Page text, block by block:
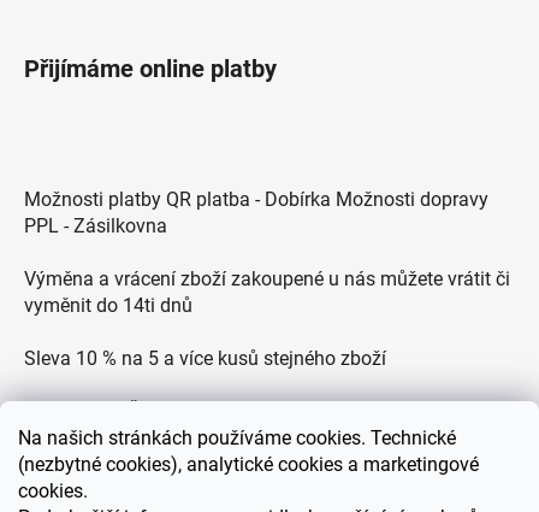
Na našich stránkách používáme cookies. Technické
(nezbytné cookies), analytické cookies a marketingové
cookies.
Přijímáme online platby
Možnosti platby QR platba - Dobírka Možnosti dopravy
PPL - Zásilkovna
Výměna a vrácení zboží zakoupené u nás můžete vrátit či
vyměnit do 14ti dnů
Sleva 10 % na 5 a více kusů stejného zboží
Zákaznická podpora každý všední den od 9.00 do 18.00
hodin